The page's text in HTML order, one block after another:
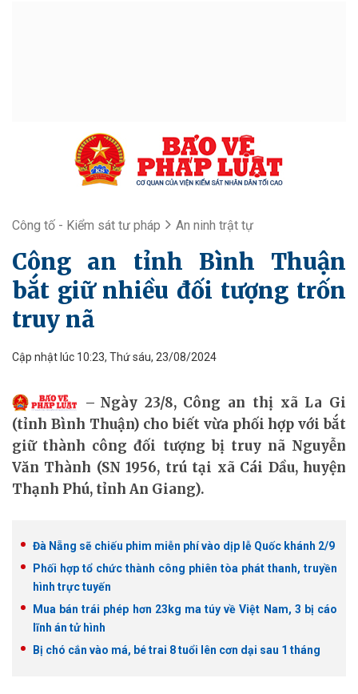
Công tố - Kiểm sát tư pháp An ninh trật tự
Công an tỉnh Bình Thuận
bắt giữ nhiều đối tượng trốn
truy nã
Cập nhật lúc 10:23, Thứ sáu, 23/08/2024
Ngày 23/8, Công an thị xã La Gi
(tỉnh Bình Thuận) cho biết vừa phối hợp với bắt
giữ thành công đối tượng bị truy nã Nguyễn
Văn Thành (SN 1956, trú tại xã Cái Dầu, huyện
Thạnh Phú, tỉnh An Giang).
Đà Nẵng sẽ chiếu phim miễn phí vào dịp lễ Quốc khánh 2/9
Phối hợp tổ chức thành công phiên tòa phát thanh, truyền
hình trực tuyến
Mua bán trái phép hơn 23kg ma túy về Việt Nam, 3 bị cáo
lĩnh án tử hình
Bị chó cắn vào má, bé trai 8 tuổi lên cơn dại sau 1 tháng